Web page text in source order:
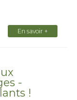
En savoir +
-
!